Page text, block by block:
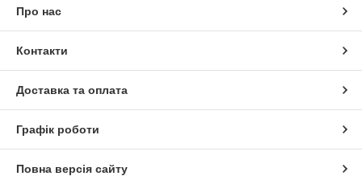
Про нас
Контакти
Доставка та оплата
Графік роботи
Повна версія сайту